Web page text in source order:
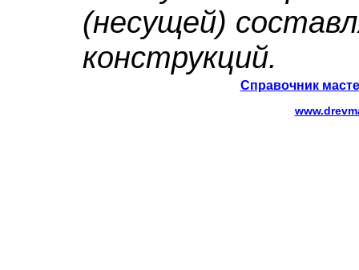
(несущей)
конструкций.
Справочник